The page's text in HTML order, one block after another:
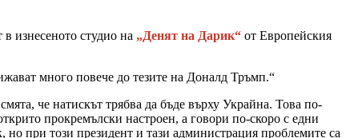
изнесеното студио на „Денят на Дарик“ от Европейския
много повече до тезите на Доналд Тръмп.“
че натискът трябва да бъде върху Украйна. Това по-
прокремълски настроен, а говори по-скоро с едни
при този президент и тази администрация проблемите са